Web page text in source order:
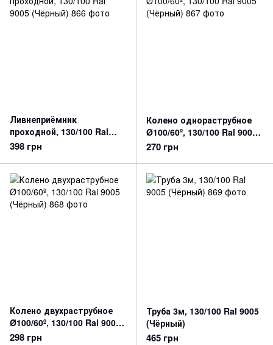
Ливнеприёмник
проходной, 130/100 Ral
9005 (Чёрный)
398 грн
Колено однораструбное
Ø100/60º, 130/100 Ral 9005
(Чёрный)
270 грн
Колено двухраструбное
Ø100/60º, 130/100 Ral 9005
(Чёрный)
298 грн
Труба 3м, 130/100 Ral 9005
(Чёрный)
465 грн